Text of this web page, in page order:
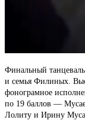
Финальный
и семья Филиных.
фонограмное
по 19 баллов —
Лолиту и Ирину